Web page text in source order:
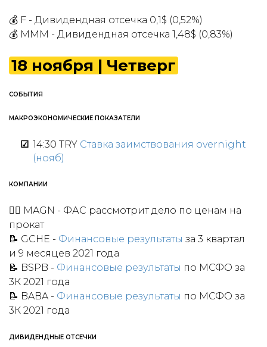
💰 F - Дивидендная отсечка 0,1$ (0,52%)
💰 MMM - Дивидендная отсечка 1,48$ (0,83%)
18 ноября | Четверг
СОБЫТИЯ
МАКРОЭКОНОМИЧЕСКИЕ ПОКАЗАТЕЛИ
14:30 TRY Ставка заимствования overnight
(нояб)
КОМПАНИИ
👩‍⚖️ MAGN - ФАС рассмотрит дело по ценам на
прокат
📝 GCHE - Финансовые результаты за 3 квартал
и 9 месяцев 2021 года
📝 BSPB - Финансовые результаты по МСФО за
3К 2021 года
📝 BABA - Финансовые результаты по МСФО за
3К 2021 года
ДИВИДЕНДНЫЕ ОТСЕЧКИ